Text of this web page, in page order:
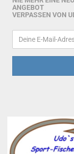
ANGEBOT
VERPASSEN VON